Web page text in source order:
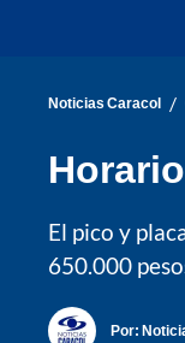
Noticias Caracol /
El pico y
650.000
Por: